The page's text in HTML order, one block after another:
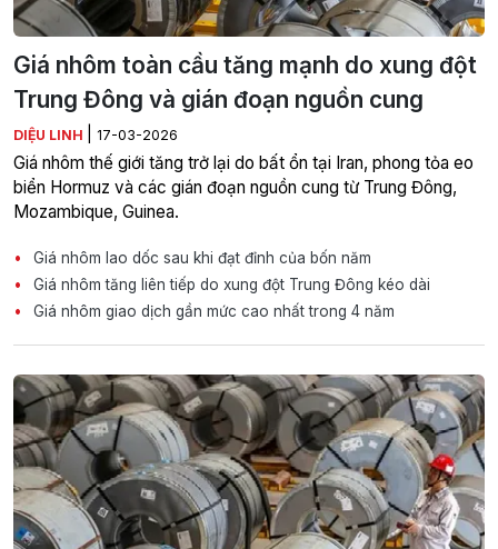
Giá nhôm toàn cầu tăng mạnh do xung đột
Trung Đông và gián đoạn nguồn cung
DIỆU LINH 17-03-2026
Giá nhôm thế giới tăng trở lại do bất ổn tại Iran, phong tỏa eo
biển Hormuz và các gián đoạn nguồn cung từ Trung Đông,
Mozambique, Guinea.
Giá nhôm lao dốc sau khi đạt đỉnh của bốn năm
Giá nhôm tăng liên tiếp do xung đột Trung Đông kéo dài
Giá nhôm giao dịch gần mức cao nhất trong 4 năm